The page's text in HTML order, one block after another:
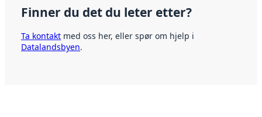
Finner du det du leter etter?
Ta kontakt med oss her, eller spør om hjelp i
Datalandsbyen.